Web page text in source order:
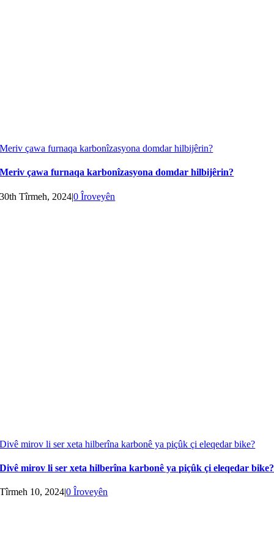
Meriv çawa furnaqa karbonîzasyona domdar hilbijêrin?
Meriv çawa furnaqa karbonîzasyona domdar hilbijêrin?
30th Tîrmeh, 2024|0 Îroveyên
Divê mirov li ser xeta hilberîna karbonê ya piçûk çi eleqedar bike?
Divê mirov li ser xeta hilberîna karbonê ya piçûk çi eleqedar bike?
Tîrmeh 10, 2024|0 Îroveyên